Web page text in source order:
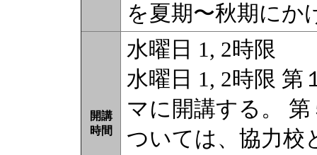
を夏期〜秋期にか
開講
時間
水曜日 1, 2時限
水曜日 1, 2時限 第
マに開講する。
ついては、協力校